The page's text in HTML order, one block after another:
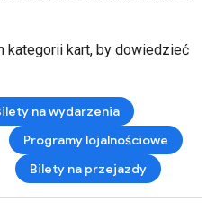
kategorii kart, by dowiedzieć
na wydarzenia
Programy lojalnościowe
Bilety na przejazdy